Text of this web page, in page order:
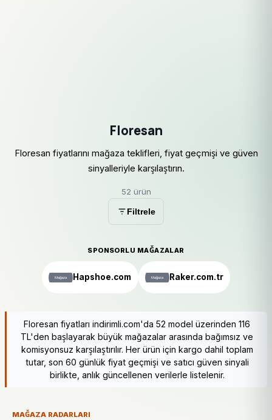
Floresan
Floresan fiyatlarını mağaza teklifleri, fiyat geçmişi ve güven
sinyalleriyle karşılaştırın.
52 ürün
Filtrele
SPONSORLU MAĞAZALAR
Hapshoe.com Raker.com.tr
Floresan fiyatları indirimli.com'da 52 model üzerinden 116
TL'den başlayarak büyük mağazalar arasında bağımsız ve
komisyonsuz karşılaştırılır. Her ürün için kargo dahil toplam
tutar, son 60 günlük fiyat geçmişi ve satıcı güven sinyali
birlikte, anlık güncellenen verilerle listelenir.
MAĞAZA RADARLARI